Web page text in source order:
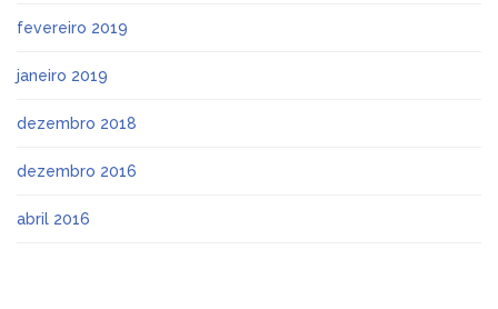
fevereiro 2019
janeiro 2019
dezembro 2018
dezembro 2016
abril 2016